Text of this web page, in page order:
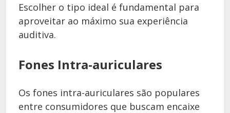
Escolher o tipo ideal é fundamental para
aproveitar ao máximo sua experiência
auditiva.
Fones Intra-auriculares
Os fones intra-auriculares são populares
entre consumidores que buscam encaixe